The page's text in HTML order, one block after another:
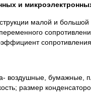
и
малой и
воздушные,
размер